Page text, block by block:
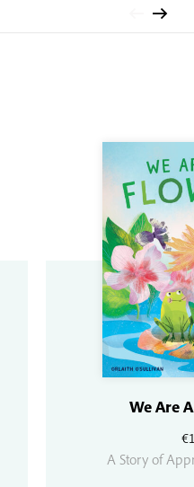
€
We Are
A Story of